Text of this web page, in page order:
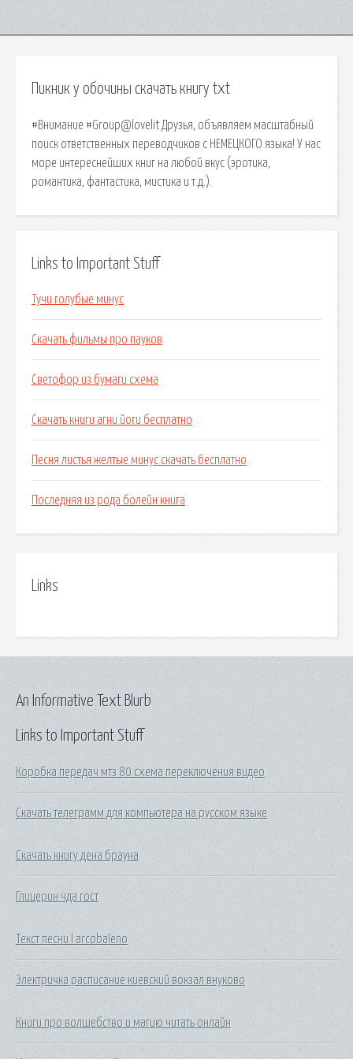
Пикник у обочины скачать книгу txt
#Внимание #Group@lovelit Друзья, объявляем масштабный
поиск ответственных переводчиков с НЕМЕЦКОГО языка! У нас
море интереснейших книг на любой вкус (эротика,
романтика, фантастика, мистика и т.д.).
Links to Important Stuff
Тучи голубые минус
Скачать фильмы про пауков
Светофор из бумаги схема
Скачать книги агни йоги бесплатно
Песня листья желтые минус скачать бесплатно
Последняя из рода болейн книга
Links
Links to Important Stuff
Коробка передач мтз 80 схема переключения видео
Скачать телеграмм для компьютера на русском языке
Скачать книгу дена брауна
Глицерин чда гост
Текст песни l arcobaleno
Электричка расписание киевский вокзал внуково
Книги про волшебство и магию читать онлайн
An Informative Text Blurb